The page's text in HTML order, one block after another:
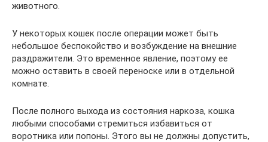
животного.
У некоторых кошек после операции может быть
небольшое беспокойство и возбуждение на внешние
раздражители. Это временное явление, поэтому ее
можно оставить в своей переноске или в отдельной
комнате.
После полного выхода из состояния наркоза, кошка
любыми способами стремиться избавиться от
воротника или попоны. Этого вы не должны допустить,